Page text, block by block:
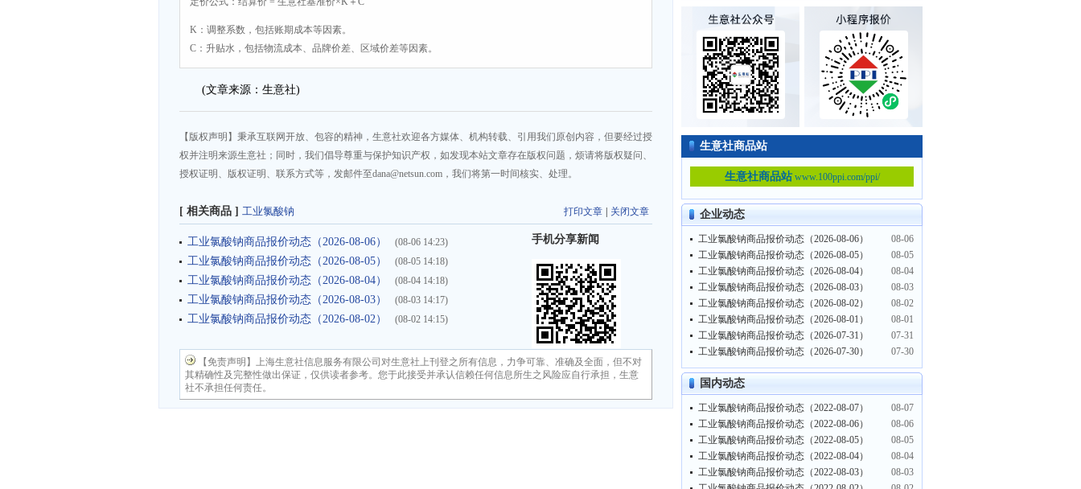
K：调整系数，包括账期成本等因素。
C：升贴水，包括物流成本、品牌价差、区域价差等因素。
(文章来源：生意社)
【版权声明】秉承互联网开放、包容的精神，生意社欢迎各方媒体、机构转载、引用我们原创内容，但要经过授
权并注明来源生意社；同时，我们倡导尊重与保护知识产权，如发现本站文章存在版权问题，烦请将版权疑问、
授权证明、版权证明、联系方式等，发邮件至dana@netsun.com，我们将第一时间核实、处理。
打印文章 关闭文章
[ 相关商品 ] 工业氯酸钠
工业氯酸钠商品报价动态（2026-08-06） (08-06 14:23)
工业氯酸钠商品报价动态（2026-08-05） (08-05 14:18)
工业氯酸钠商品报价动态（2026-08-04） (08-04 14:18)
工业氯酸钠商品报价动态（2026-08-03） (08-03 14:17)
工业氯酸钠商品报价动态（2026-08-02） (08-02 14:15)
手机分享新闻
【免责声明】上海生意社信息服务有限公司对生意社上刊登之所有信息，力争可靠、准确及全面，但不对
其精确性及完整性做出保证，仅供读者参考。您于此接受并承认信赖任何信息所生之风险应自行承担，生意
社不承担任何责任。
生意社商品站
生意社商品站www.100ppi.com/ppi/
企业动态
工业氯酸钠商品报价动态（2026-08-06）
08-06
工业氯酸钠商品报价动态（2026-08-05）
08-05
工业氯酸钠商品报价动态（2026-08-04）
08-04
工业氯酸钠商品报价动态（2026-08-03）
08-03
工业氯酸钠商品报价动态（2026-08-02）
08-02
工业氯酸钠商品报价动态（2026-08-01）
08-01
工业氯酸钠商品报价动态（2026-07-31）
07-31
工业氯酸钠商品报价动态（2026-07-30）
07-30
国内动态
工业氯酸钠商品报价动态（2022-08-07）
08-07
工业氯酸钠商品报价动态（2022-08-06）
08-06
工业氯酸钠商品报价动态（2022-08-05）
08-05
工业氯酸钠商品报价动态（2022-08-04）
08-04
工业氯酸钠商品报价动态（2022-08-03）
08-03